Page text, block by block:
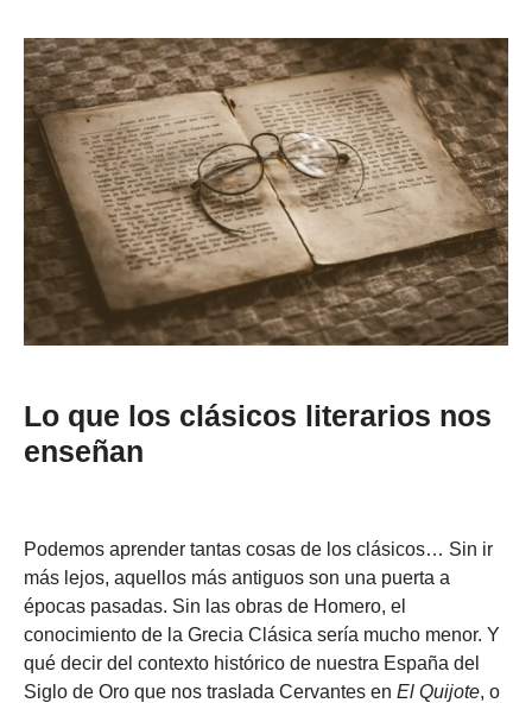
Lo que los clásicos literarios nos
enseñan
Podemos aprender tantas cosas de los clásicos… Sin ir
más lejos, aquellos más antiguos son una puerta a
épocas pasadas. Sin las obras de Homero, el
conocimiento de la Grecia Clásica sería mucho menor. Y
qué decir del contexto histórico de nuestra España del
Siglo de Oro que nos traslada Cervantes en El Quijote, o